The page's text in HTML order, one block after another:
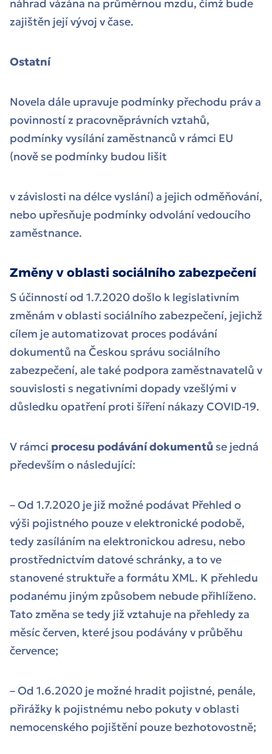
náhrad vázána na průměrnou mzdu, čímž bude
zajištěn její vývoj v čase.
Ostatní
Novela dále upravuje podmínky přechodu práv a
povinností z pracovněprávních vztahů,
podmínky vysílání zaměstnanců v rámci EU
(nově se podmínky budou lišit
v závislosti na délce vyslání) a jejich odměňování,
nebo upřesňuje podmínky odvolání vedoucího
zaměstnance.
Změny v oblasti sociálního zabezpečení
S účinností od 1.7.2020 došlo k legislativním
změnám v oblasti sociálního zabezpečení, jejichž
cílem je automatizovat proces podávání
dokumentů na Českou správu sociálního
zabezpečení, ale také podpora zaměstnavatelů v
souvislosti s negativními dopady vzešlými v
důsledku opatření proti šíření nákazy COVID-19.
V rámci procesu podávání dokumentů se jedná
především o následující:
– Od 1.7.2020 je již možné podávat Přehled o
výši pojistného pouze v elektronické podobě,
tedy zasíláním na elektronickou adresu, nebo
prostřednictvím datové schránky, a to ve
stanovené struktuře a formátu XML. K přehledu
podanému jiným způsobem nebude přihlíženo.
Tato změna se tedy již vztahuje na přehledy za
měsíc červen, které jsou podávány v průběhu
července;
– Od 1.6.2020 je možné hradit pojistné, penále,
přirážky k pojistnému nebo pokuty v oblasti
nemocenského pojištění pouze bezhotovostně;